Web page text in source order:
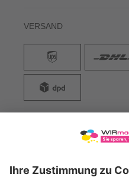
VERSAND
WIRmachenDRUCK GmbH
71522 Backnang